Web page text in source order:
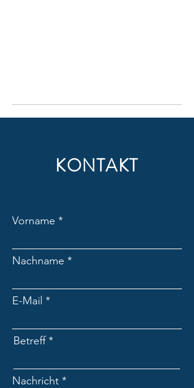
KONTAKT
Vorname
Nachname
E-Mail
Betreff
Nachricht